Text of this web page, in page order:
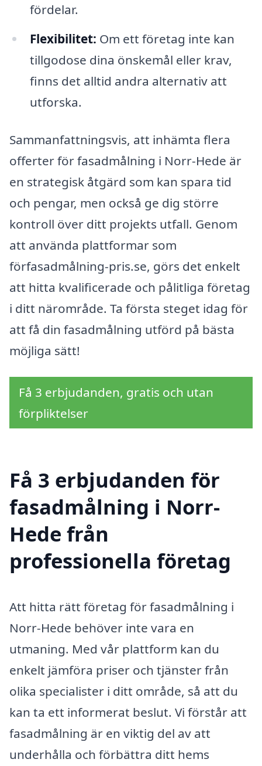
fördelar.
Flexibilitet: Om ett företag inte kan
tillgodose dina önskemål eller krav,
finns det alltid andra alternativ att
utforska.
Sammanfattningsvis, att inhämta flera
offerter för fasadmålning i Norr-Hede är
en strategisk åtgärd som kan spara tid
och pengar, men också ge dig större
kontroll över ditt projekts utfall. Genom
att använda plattformar som
förfasadmålning-pris.se, görs det enkelt
att hitta kvalificerade och pålitliga företag
i ditt närområde. Ta första steget idag för
att få din fasadmålning utförd på bästa
möjliga sätt!
Få 3 erbjudanden, gratis och utan
förpliktelser
Få 3 erbjudanden för
fasadmålning i Norr-
Hede från
professionella företag
Att hitta rätt företag för fasadmålning i
Norr-Hede behöver inte vara en
utmaning. Med vår plattform kan du
enkelt jämföra priser och tjänster från
olika specialister i ditt område, så att du
kan ta ett informerat beslut. Vi förstår att
fasadmålning är en viktig del av att
underhålla och förbättra ditt hems